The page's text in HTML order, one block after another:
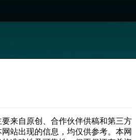
来自原创、合作伙伴供稿和第三方
站出现的信息，均仅供参考。本网